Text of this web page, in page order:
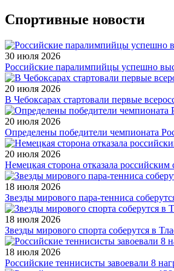
Спортивные новости
30 июля 2026
Российские паралимпийцы успешно
20 июля 2026
В Чебоксарах стартовали первые
20 июля 2026
Определены победители чемпионата
20 июля 2026
Немецкая сторона отказала
18 июля 2026
Звезды мирового пара-тенниса
18 июля 2026
Звезды мирового спорта соберутся в
18 июля 2026
Российские теннисисты завоевали 8